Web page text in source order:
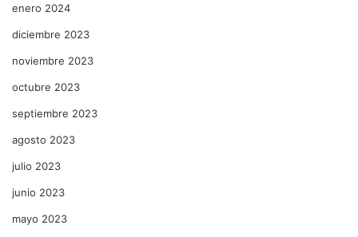
enero 2024
diciembre 2023
noviembre 2023
octubre 2023
septiembre 2023
agosto 2023
julio 2023
junio 2023
mayo 2023